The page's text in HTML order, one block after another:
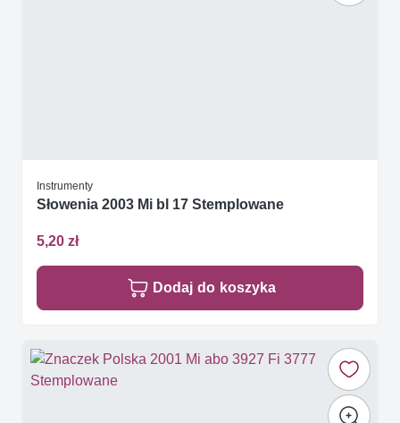
Instrumenty
Słowenia 2003 Mi bl 17 Stemplowane
5,20 zł
Dodaj do koszyka